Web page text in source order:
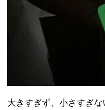
大きすぎず、小さすぎ